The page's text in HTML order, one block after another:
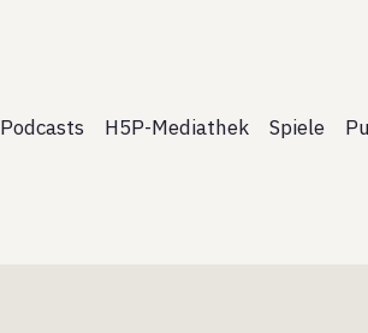
Podcasts H5P-Mediathek Spiele